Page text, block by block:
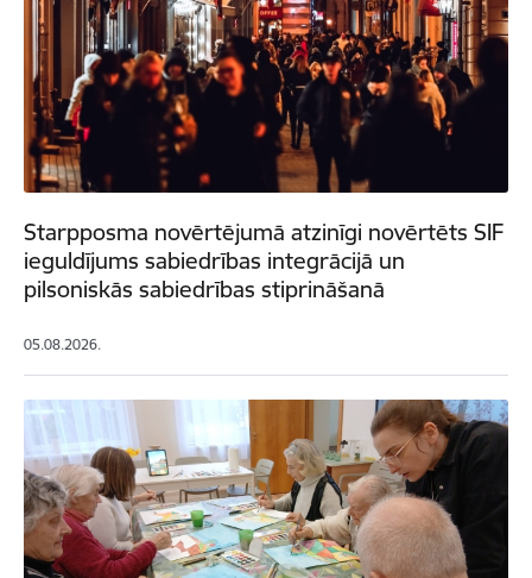
Starpposma novērtējumā atzinīgi novērtēts SIF
ieguldījums sabiedrības integrācijā un
pilsoniskās sabiedrības stiprināšanā
05.08.2026.